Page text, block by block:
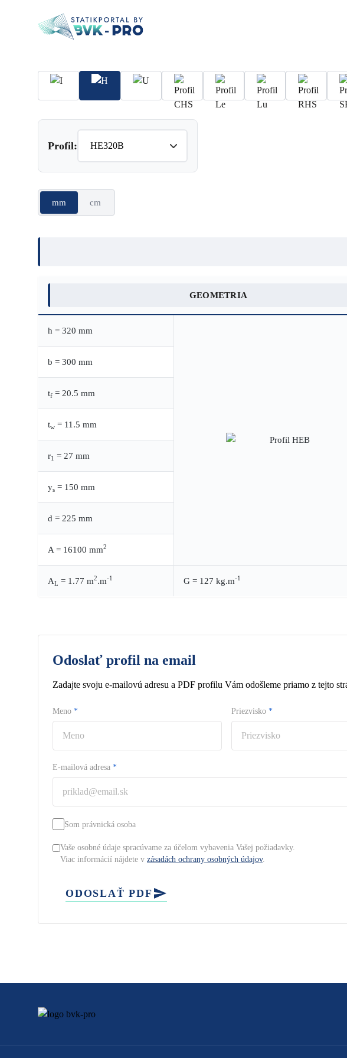
Profil:
mm cm
GEOMETRIA
h = 320 mm
b = 300 mm
tf = 20.5 mm
tw = 11.5 mm
r1 = 27 mm
ys = 150 mm
d = 225 mm
A = 16100 mm2
AL = 1.77 m2.m-1 G = 127 kg.m-1
Odoslať profil na email
Zadajte svoju e-mailovú adresu a PDF profilu Vám odošleme priamo z tejto
Meno * Priezvisko *
E-mailová adresa *
Som právnická osoba
Vaše osobné údaje spracúvame za účelom vybavenia Vašej požiadavky.
Viac informácií nájdete v zásadách ochrany osobných údajov.
ODOSLAŤ PDF